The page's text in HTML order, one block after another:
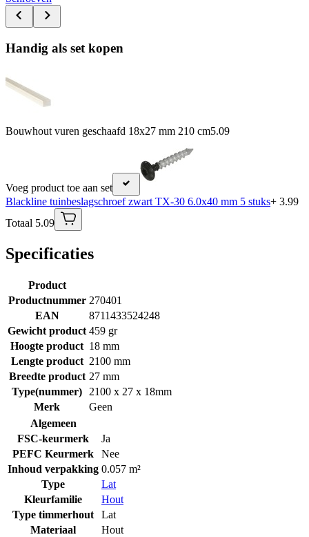
Handig als set kopen
Bouwhout vuren geschaafd 18x27 mm 210 cm5.09
Voeg product toe aan set
Blackline tuinbeslagschroef zwart TX-30 6.0x40 mm 5 stuks+ 3.99
Totaal 5.09
Specificaties
Product
Productnummer 270401
EAN
8711433524248
Gewicht product 459 gr
Hoogte product 18 mm
Lengte product 2100 mm
Breedte product 27 mm
Type(nummer)
2100 x 27 x 18mm
Merk
Geen
Algemeen
FSC-keurmerk
Ja
PEFC Keurmerk
Nee
Inhoud verpakking 0.057 m²
Type
Lat
Kleurfamilie
Hout
Type timmerhout
Lat
Materiaal
Hout